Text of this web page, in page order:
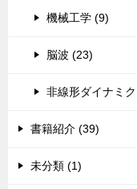
機械工学 (9)
脳波 (23)
非線形ダイナミ
書籍紹介 (39)
未分類 (1)